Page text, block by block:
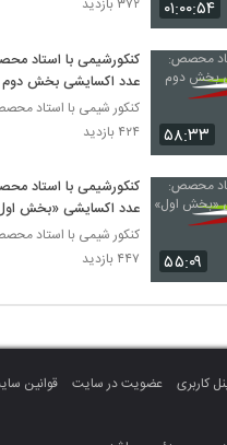
۰۱:۰۰:۵۴
۳۷۲ بازدید
۵۸:۳۳
کنکورشیمی با استاد
عدد اکسایشی بخش دوم
کنکور شیمی با استاد
۴۲۴ بازدید
۵۵:۰۹
کنکورشیمی با استاد
عدد اکسایشی «بخش
کنکور شیمی با استاد
۴۴۷ بازدید
کاربری عضویت در سایت قوانین